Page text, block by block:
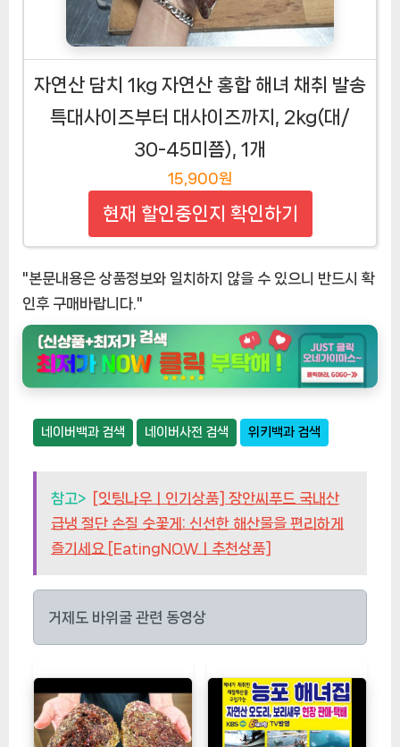
자연산 담치 1kg 자연산 홍합 해녀 채취 발송
특대사이즈부터 대사이즈까지, 2kg(대/
30-45미쯤), 1개
15,900원
"본문내용은 상품정보와 일치하지 않을 수 있으니 반드시 확
인후 구매바랍니다."
네이버백과 검색 네이버사전 검색 위키백과 검색